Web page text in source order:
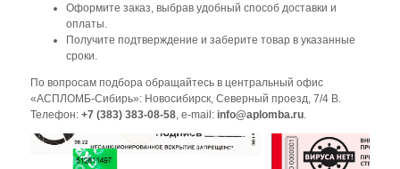
Оформите заказ, выбрав удобный способ доставки и
оплаты.
Получите подтверждение и заберите товар в указанные
сроки.
По вопросам подбора обращайтесь в центральный офис
«АСПЛОМБ-Сибирь»: Новосибирск, Северный проезд, 7/4 В.
Телефон: +7 (383) 383-08-58 , e-mail: info@aplomba.ru